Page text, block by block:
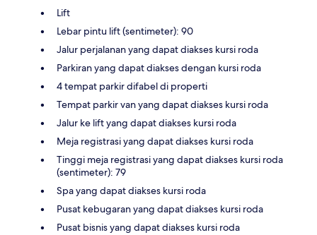
Lift
Lebar pintu lift (sentimeter): 90
Jalur perjalanan yang dapat diakses kursi roda
Parkiran yang dapat diakses dengan kursi roda
4 tempat parkir difabel di properti
Tempat parkir van yang dapat diakses kursi roda
Jalur ke lift yang dapat diakses kursi roda
Meja registrasi yang dapat diakses kursi roda
Tinggi meja registrasi yang dapat diakses kursi roda
(sentimeter): 79
Spa yang dapat diakses kursi roda
Pusat kebugaran yang dapat diakses kursi roda
Pusat bisnis yang dapat diakses kursi roda